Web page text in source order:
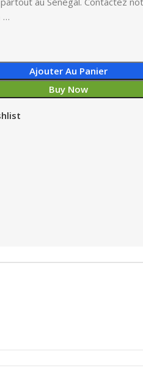
…
Ajouter Au Panier
Buy Now